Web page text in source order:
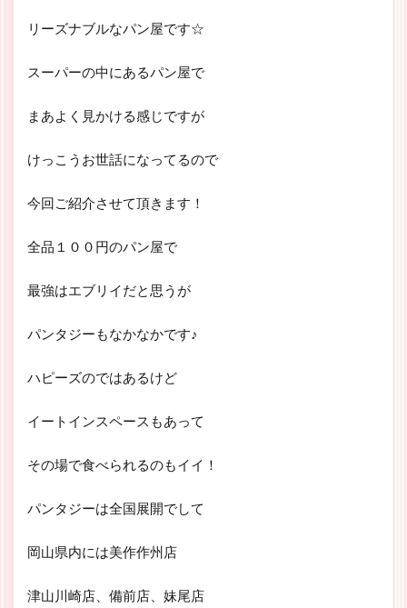
リーズナブルなパン屋です☆
スーパーの中にあるパン屋で
まあよく見かける感じですが
けっこうお世話になってるので
今回ご紹介させて頂きます！
全品１００円のパン屋で
最強はエブリイだと思うが
パンタジーもなかなかです♪
ハピーズのではあるけど
イートインスペースもあって
その場で食べられるのもイイ！
パンタジーは全国展開でして
岡山県内には美作作州店
津山川崎店、備前店、妹尾店